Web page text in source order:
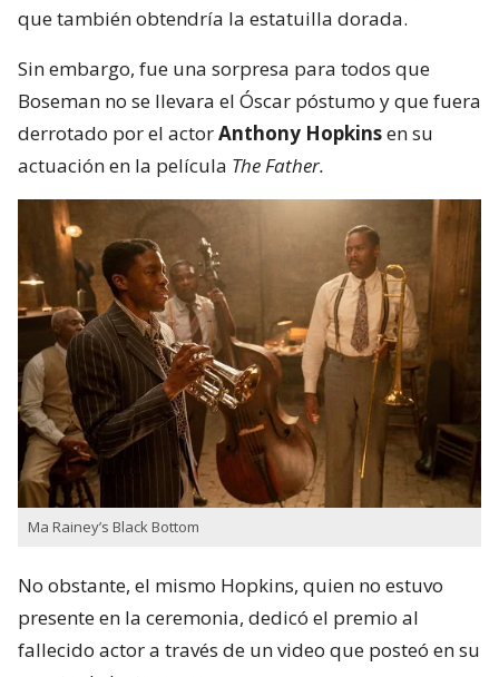
que también obtendría la estatuilla dorada.
Sin embargo, fue una sorpresa para todos que
Boseman no se llevara el Óscar póstumo y que fuera
derrotado por el actorAnthony Hopkinsen su
actuación en la película The Father.
Ma Rainey’s Black Bottom
No obstante, el mismo Hopkins, quien no estuvo
presente en la ceremonia, dedicó el premio al
fallecido actor a través de un video que posteó en su